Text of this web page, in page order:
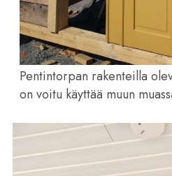
Pentintorpan rakenteilla
on voitu käyttää muun